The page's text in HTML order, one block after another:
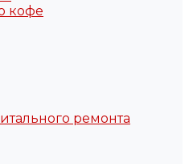
кофе
ремонта